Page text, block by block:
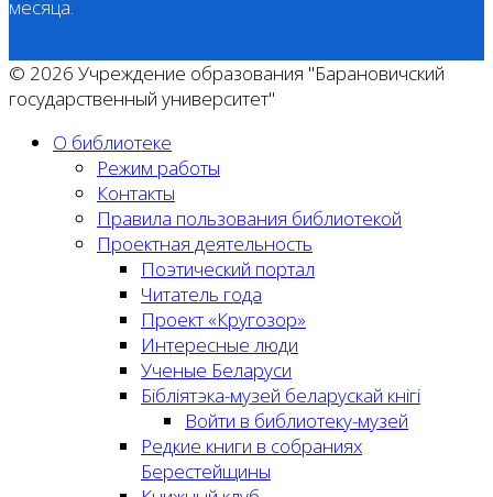
месяца.
© 2026 Учреждение образования "Барановичский
государственный университет"
О библиотеке
Режим работы
Контакты
Правила пользования библиотекой
Проектная деятельность
Поэтический портал
Читатель года
Проект «Кругозор»
Интересные люди
Ученые Беларуси
Бібліятэка-музей беларускай кнігі
Войти в библиотеку-музей
Редкие книги в собраниях
Берестейщины